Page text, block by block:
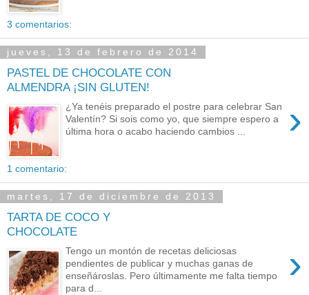
3 comentarios:
jueves, 13 de febrero de 2014
PASTEL DE CHOCOLATE CON
ALMENDRA ¡SIN GLUTEN!
›
¿Ya tenéis preparado el postre para celebrar San
Valentín? Si sois como yo, que siempre espero a
última hora o acabo haciendo cambios ...
1 comentario:
martes, 17 de diciembre de 2013
TARTA DE COCO Y
CHOCOLATE
›
Tengo un montón de recetas deliciosas
pendientes de publicar y muchas ganas de
enseñároslas. Pero últimamente me falta tiempo
para d...